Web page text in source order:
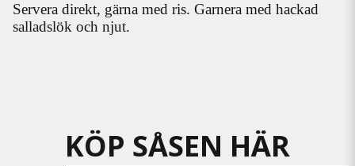
Servera direkt, gärna med ris. Garnera med hackad
salladslök och njut.
KÖP SÅSEN HÄR